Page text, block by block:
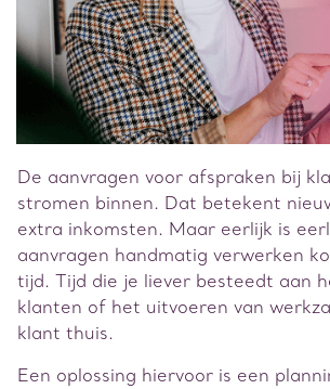
De aanvragen voor afspraken bij
stromen binnen. Dat betekent
extra inkomsten. Maar eerlijk is
aanvragen handmatig verwerken
tijd. Tijd die je liever besteedt aan
klanten of het uitvoeren van
klant thuis.
Een oplossing hiervoor is een